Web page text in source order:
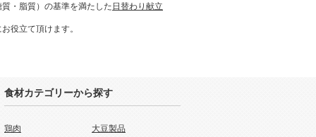
・脂質）の基準を満たした 日替わり献立
役立て頂けます。
食材カテゴリーから探す
鶏肉
大豆製品